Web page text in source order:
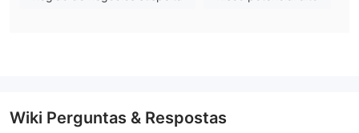
ações, opções e muito mais.
aceitar seu pedido informa os comerciantes.
Wiki Perguntas & Respostas